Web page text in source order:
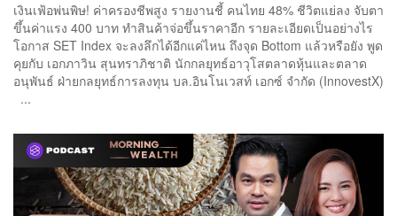
เงินเฟ้อพ่นพิษ! ค่าครองชีพสูง รายงานชี้ คนไทย 48% ชีวิตแย่ลง จับตา
ขึ้นค่าแรง 400 บาท ทำสินค้าจ่อขึ้นราคาอีก รายละเอียดเป็นอย่างไร
โอกาส SET Index จะลงลึกได้อีกแค่ไหน ถึงจุด Bottom แล้วหรือยัง พูด
คุยกับ เอกภาวิน สุนทราภิชาติ นักกลยุทธ์อาวุโสตลาดหุ้นและตลาด
อนุพันธ์ ฝ่ายกลยุทธ์การลงทุน บล.อินโนเวสท์ เอกซ์ จำกัด (InnovestX)
...